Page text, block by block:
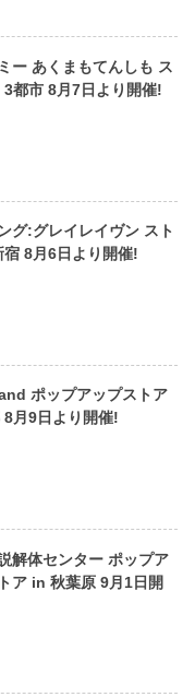
ー あくまもてんしも ス
3都市 8月7日より開催!
グ:グレイレイヴン スト
8月6日より開催!
ポップアップストア
月9日より開催!
解体センター ポップア
ア in 秋葉原 9月1日開